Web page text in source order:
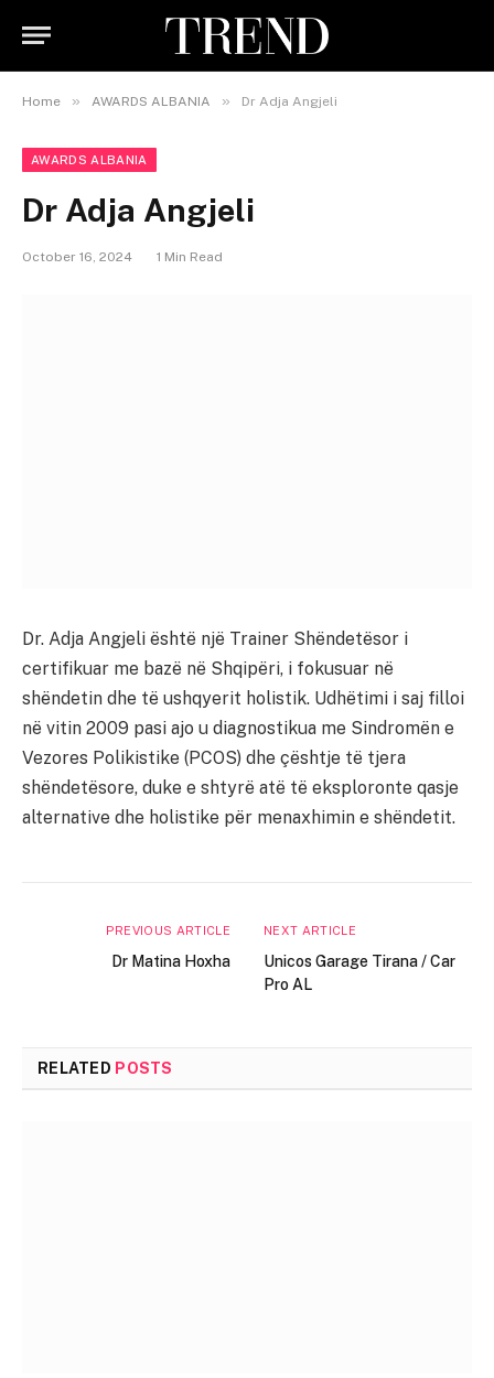
Home » AWARDS ALBANIA » Dr Adja Angjeli
AWARDS ALBANIA
Dr Adja Angjeli
October 16, 2024 1 Min Read
Dr. Adja Angjeli është një Trainer Shëndetësor i
certifikuar me bazë në Shqipëri, i fokusuar në
shëndetin dhe të ushqyerit holistik. Udhëtimi i saj filloi
në vitin 2009 pasi ajo u diagnostikua me Sindromën e
Vezores Polikistike (PCOS) dhe çështje të tjera
shëndetësore, duke e shtyrë atë të eksploronte qasje
alternative dhe holistike për menaxhimin e shëndetit.
PREVIOUS ARTICLE
Dr Matina Hoxha
NEXT ARTICLE
Unicos Garage Tirana / Car
Pro AL
RELATED POSTS